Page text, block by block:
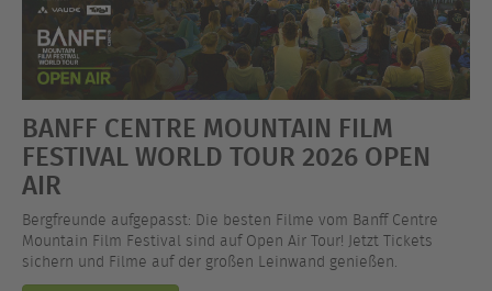
BANFF CENTRE MOUNTAIN FILM
FESTIVAL WORLD TOUR 2026 OPEN
AIR
Bergfreunde aufgepasst: Die besten Filme vom Banff Centre
Mountain Film Festival sind auf Open Air Tour! Jetzt Tickets
sichern und Filme auf der großen Leinwand genießen.